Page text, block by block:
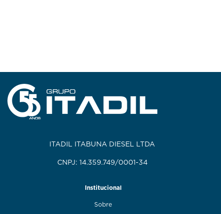
ITADIL ITABUNA DIESEL LTDA
CNPJ: 14.359.749/0001-34
Institucional
Sobre